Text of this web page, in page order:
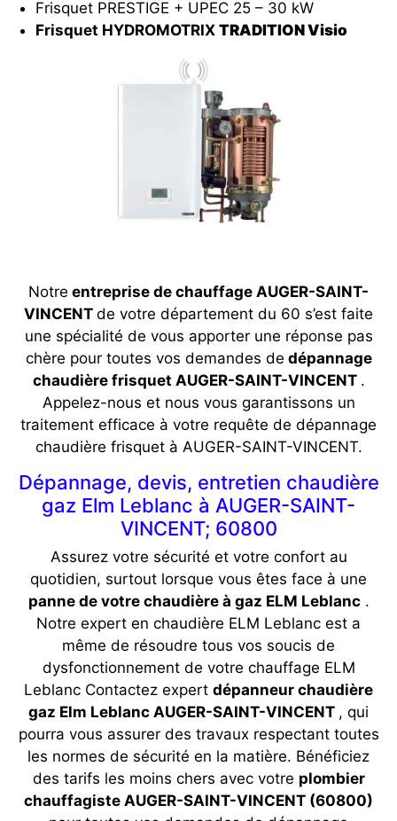
Frisquet PRESTIGE + UPEC 25 – 30 kW
Frisquet HYDROMOTRIX TRADITION Visio
Notre entreprise de chauffage AUGER-SAINT-
VINCENT de votre département du 60 s’est faite
une spécialité de vous apporter une réponse pas
chère pour toutes vos demandes de dépannage
chaudière frisquet AUGER-SAINT-VINCENT .
Appelez-nous et nous vous garantissons un
traitement efficace à votre requête de dépannage
chaudière frisquet à AUGER-SAINT-VINCENT.
Dépannage, devis, entretien chaudière
gaz Elm Leblanc à AUGER-SAINT-
VINCENT; 60800
Assurez votre sécurité et votre confort au
quotidien, surtout lorsque vous êtes face à une
panne de votre chaudière à gaz ELM Leblanc.
Notre expert en chaudière ELM Leblanc est a
même de résoudre tous vos soucis de
dysfonctionnement de votre chauffage ELM
Leblanc Contactez expert dépanneur chaudière
gaz Elm Leblanc AUGER-SAINT-VINCENT , qui
pourra vous assurer des travaux respectant toutes
les normes de sécurité en la matière. Bénéficiez
des tarifs les moins chers avec votre plombier
chauffagiste AUGER-SAINT-VINCENT (60800)